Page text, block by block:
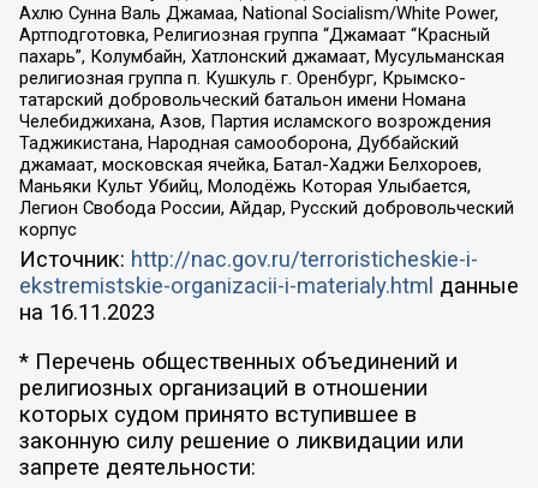
Ахлю Сунна Валь Джамаа, National Socialism/White Power,
Артподготовка, Религиозная группа “Джамаат “Красный
пахарь”, Колумбайн, Хатлонский джамаат, Мусульманская
религиозная группа п. Кушкуль г. Оренбург, Крымско-
татарский добровольческий батальон имени Номана
Челебиджихана, Азов, Партия исламского возрождения
Таджикистана, Народная самооборона, Дуббайский
джамаат, московская ячейка, Батал-Хаджи Белхороев,
Маньяки Культ Убийц, Молодёжь Которая Улыбается,
Легион Свобода России, Айдар, Русский добровольческий
корпус
Источник: http://nac.gov.ru/terroristicheskie-i-
ekstremistskie-organizacii-i-materialy.html данные
на 16.11.2023
* Перечень общественных объединений и
религиозных организаций в отношении
которых судом принято вступившее в
законную силу решение о ликвидации или
запрете деятельности: